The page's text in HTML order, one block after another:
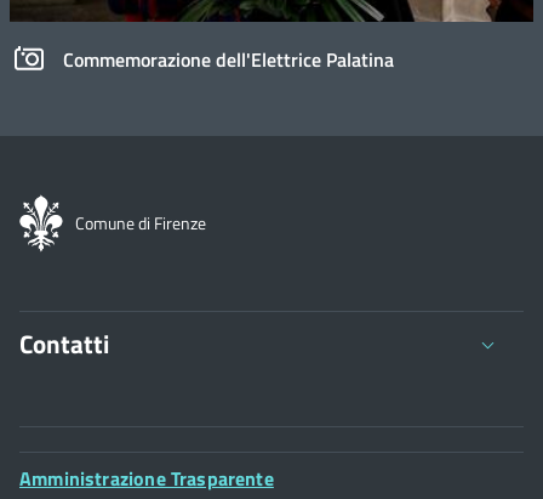
Commemorazione dell'Elettrice Palatina
Comune di Firenze
Contatti
Comune di Firenze
Palazzo Vecchio
Piazza della Signoria - 50122, Firenze
Footer
Amministrazione Trasparente